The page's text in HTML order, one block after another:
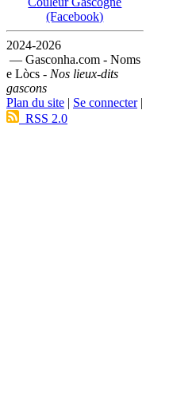
(Facebook)
2024-2026
— Gasconha.com - Noms
e Lòcs - Nos lieux-dits
gascons
Plan du site | Se connecter|
RSS 2.0